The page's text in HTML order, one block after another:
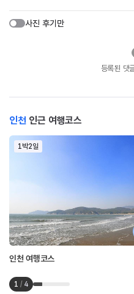
사진 후기만
등록된 댓
인천 인근 여행코스
1박2일
인천 여행코스
1 / 4